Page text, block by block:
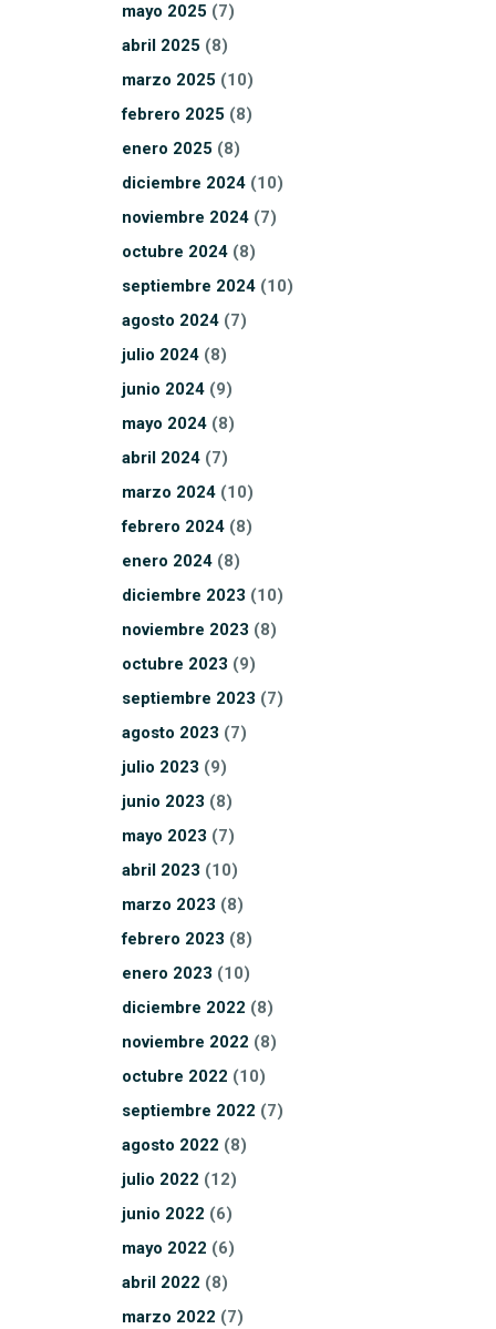
mayo 2025 (7)
abril 2025 (8)
marzo 2025 (10)
febrero 2025 (8)
enero 2025 (8)
diciembre 2024 (10)
noviembre 2024 (7)
octubre 2024 (8)
septiembre 2024 (10)
agosto 2024 (7)
julio 2024 (8)
junio 2024 (9)
mayo 2024 (8)
abril 2024 (7)
marzo 2024 (10)
febrero 2024 (8)
enero 2024 (8)
diciembre 2023 (10)
noviembre 2023 (8)
octubre 2023 (9)
septiembre 2023 (7)
agosto 2023 (7)
julio 2023 (9)
junio 2023 (8)
mayo 2023 (7)
abril 2023 (10)
marzo 2023 (8)
febrero 2023 (8)
enero 2023 (10)
diciembre 2022 (8)
noviembre 2022 (8)
octubre 2022 (10)
septiembre 2022 (7)
agosto 2022 (8)
julio 2022 (12)
junio 2022 (6)
mayo 2022 (6)
abril 2022 (8)
marzo 2022 (7)